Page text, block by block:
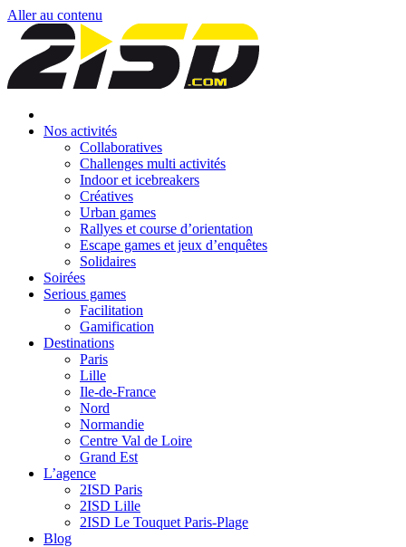
Aller au contenu
Nos activités
Collaboratives
Challenges multi activités
Indoor et icebreakers
Créatives
Urban games
Rallyes et course d’orientation
Escape games et jeux d’enquêtes
Solidaires
Soirées
Serious games
Facilitation
Gamification
Destinations
Paris
Lille
Ile-de-France
Nord
Normandie
Centre Val de Loire
Grand Est
L’agence
2ISD Paris
2ISD Lille
2ISD Le Touquet Paris-Plage
Blog